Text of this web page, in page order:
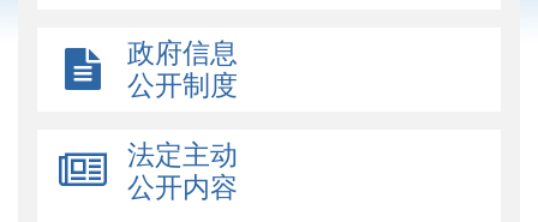
政府信息
公开制度
法定主动
公开内容